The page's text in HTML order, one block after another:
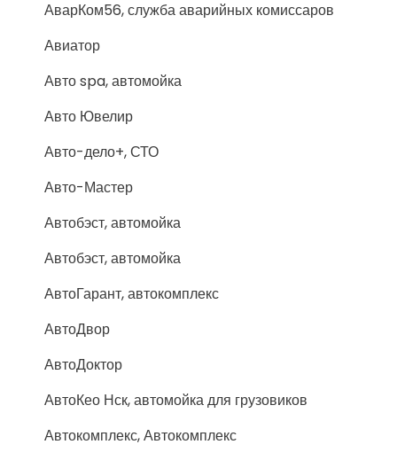
АварКом56, служба аварийных комиссаров
Авиатор
Авто spa, автомойка
Авто Ювелир
Авто-дело+, СТО
Авто-Мастер
Автобэст, автомойка
Автобэст, автомойка
АвтоГарант, автокомплекс
АвтоДвор
АвтоДоктор
АвтоКео Нск, автомойка для грузовиков
Автокомплекс, Автокомплекс